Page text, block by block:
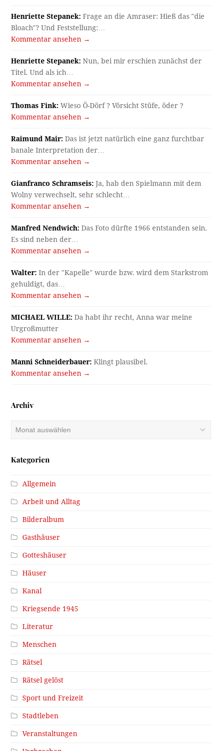
Henriette Stepanek: Frage an die Amraser: Hieß das "die
Bloach"? Und Feststellung:…
Kommentar ansehen →
Henriette Stepanek: Nun, bei mir erschien zunächst der
Titel. Und als ich…
Kommentar ansehen →
Thomas Fink: Wieso Ö-Dörf ? Vörsicht Stüfe, öder ?
Kommentar ansehen →
Raimund Mair: Das ist jetzt natürlich eine ganz furchtbar
banale Interpretation der…
Kommentar ansehen →
Gianfranco Schramseis: Ja, hab den Spielmann mit dem
Wolny verwechselt, sehr schlecht…
Kommentar ansehen →
Manfred Nendwich: Das Foto dürfte 1966 entstanden sein.
Es sind neben der…
Kommentar ansehen →
Walter: In der "Kapelle" wurde bzw. wird dem Starkstrom
gehuldigt, das…
Kommentar ansehen →
MICHAEL WILLE: Da habt ihr recht, Anna war meine
Urgroßmutter
Kommentar ansehen →
Manni Schneiderbauer: Klingt plausibel.
Kommentar ansehen →
Archiv
Kategorien
Allgemein
Arbeit und Alltag
Bilderalbum
Gasthäuser
Gotteshäuser
Häuser
Kanal
Kriegsende 1945
Literatur
Menschen
Rätsel
Rätsel gelöst
Sport und Freizeit
Stadtleben
Veranstaltungen